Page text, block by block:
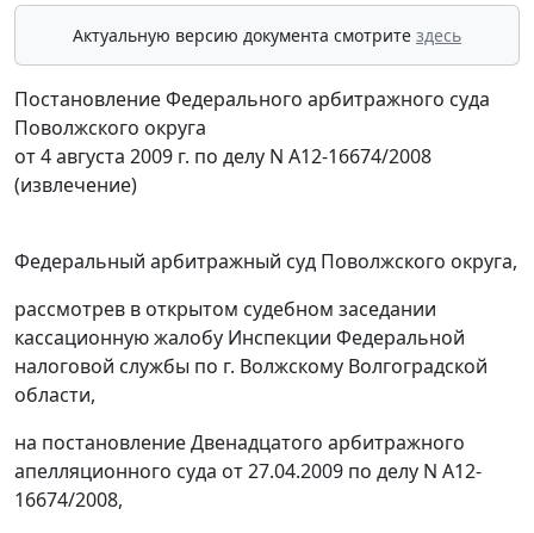
Актуальную версию документа смотрите здесь
Постановление Федерального арбитражного суда
Поволжского округа
от 4 августа 2009 г. по делу N А12-16674/2008
(извлечение)
Федеральный арбитражный суд Поволжского округа,
рассмотрев в открытом судебном заседании
кассационную жалобу Инспекции Федеральной
налоговой службы по г. Волжскому Волгоградской
области,
на постановление Двенадцатого арбитражного
апелляционного суда от 27.04.2009 по делу N А12-
16674/2008,